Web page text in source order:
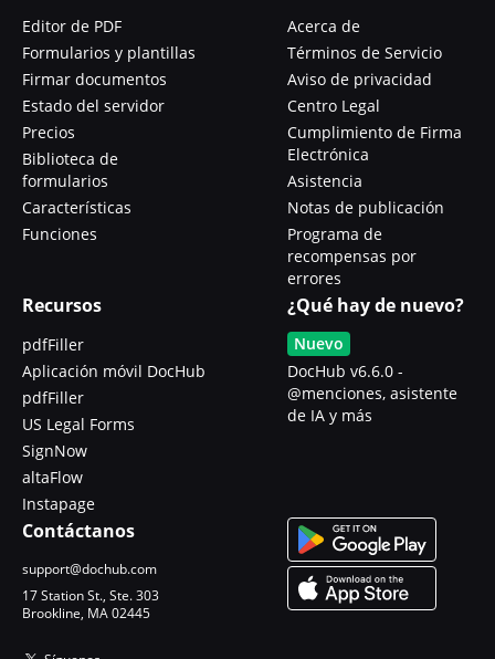
Editor de PDF
Formularios y plantillas
Firmar documentos
Estado del servidor
Precios
Biblioteca de
formularios
Características
Funciones
Acerca de
Términos de Servicio
Aviso de privacidad
Centro Legal
Cumplimiento de Firma
Electrónica
Asistencia
Notas de publicación
Programa de
recompensas por
errores
Recursos
pdfFiller
Aplicación móvil DocHub
pdfFiller
US Legal Forms
SignNow
altaFlow
Instapage
¿Qué hay de nuevo?
Nuevo
DocHub v6.6.0 -
@menciones, asistente
de IA y más
Contáctanos
support@dochub.com
17 Station St., Ste. 303
Brookline, MA 02445